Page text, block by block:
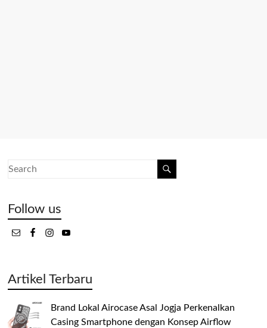
Follow us
Artikel Terbaru
Brand Lokal Airocase Asal Jogja Perkenalkan
Casing Smartphone dengan Konsep Airflow